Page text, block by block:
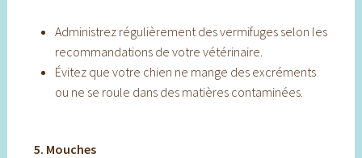
Administrez régulièrement des vermifuges selon les
recommandations de votre vétérinaire.
Évitez que votre chien ne mange des excréments
ou ne se roule dans des matières contaminées.
5. Mouches